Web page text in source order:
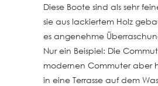
Diese Boote sind als sehr
sie aus lackiertem Holz
es angenehme
Nur ein Beispiel: Die
modernen Commuter aber
in eine Terrasse auf dem